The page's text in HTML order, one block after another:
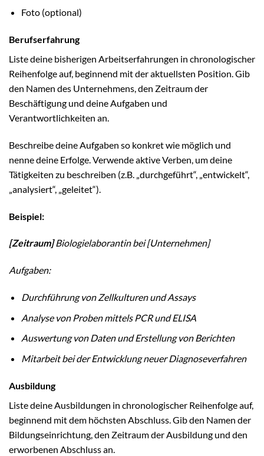
Foto (optional)
Berufserfahrung
Liste deine bisherigen Arbeitserfahrungen in chronologischer
Reihenfolge auf, beginnend mit der aktuellsten Position. Gib
den Namen des Unternehmens, den Zeitraum der
Beschäftigung und deine Aufgaben und
Verantwortlichkeiten an.
Beschreibe deine Aufgaben so konkret wie möglich und
nenne deine Erfolge. Verwende aktive Verben, um deine
Tätigkeiten zu beschreiben (z.B. „durchgeführt“, „entwickelt“,
„analysiert“, „geleitet“).
Beispiel:
[Zeitraum]Biologielaborantin bei [Unternehmen]
Aufgaben:
Durchführung von Zellkulturen und Assays
Analyse von Proben mittels PCR und ELISA
Auswertung von Daten und Erstellung von Berichten
Mitarbeit bei der Entwicklung neuer Diagnoseverfahren
Ausbildung
Liste deine Ausbildungen in chronologischer Reihenfolge auf,
beginnend mit dem höchsten Abschluss. Gib den Namen der
Bildungseinrichtung, den Zeitraum der Ausbildung und den
erworbenen Abschluss an.